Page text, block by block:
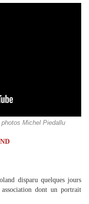
Michel Piedallu
disparu quelques jours
dont un portrait